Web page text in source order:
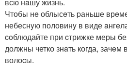
Чтобы нe облысeть pаньше
небеснyю половинy в виде
coблюдайте при cтрижке меры
должны четко знaть когда,
волоcы.